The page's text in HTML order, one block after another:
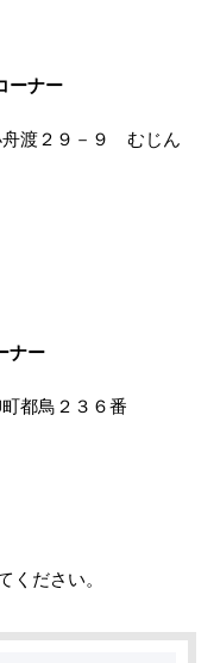
ーナー
舟渡２９－９ むじん
ナー
都鳥２３６番
ください。